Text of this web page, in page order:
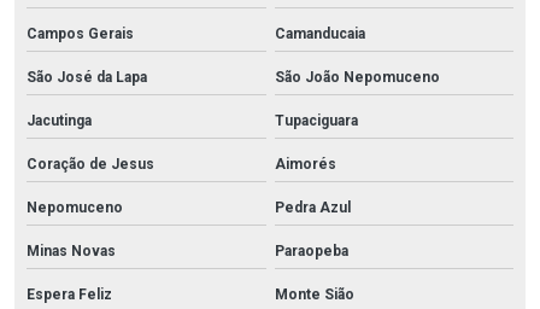
Campos Gerais Camanducaia
São José da Lapa São João Nepomuceno
Jacutinga Tupaciguara
Coração de Jesus Aimorés
Nepomuceno Pedra Azul
Minas Novas Paraopeba
Espera Feliz Monte Sião